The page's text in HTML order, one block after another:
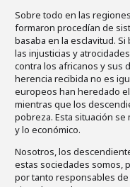
Sobre todo en las
formaron procedían de
basaba en la esclavitud.
las injusticias y
contra los africanos y sus
herencia recibida no es
europeos han heredado
mientras que los
pobreza. Esta situación
y lo económico.
Nosotros, los
estas sociedades somos,
por tanto responsables